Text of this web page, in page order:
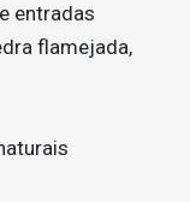
entradas
flamejada,